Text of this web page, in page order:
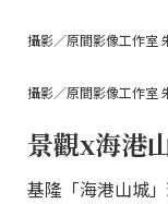
攝影／原間影像工作室
攝影／原間影像工作室
景觀x海港
基隆「海港山城